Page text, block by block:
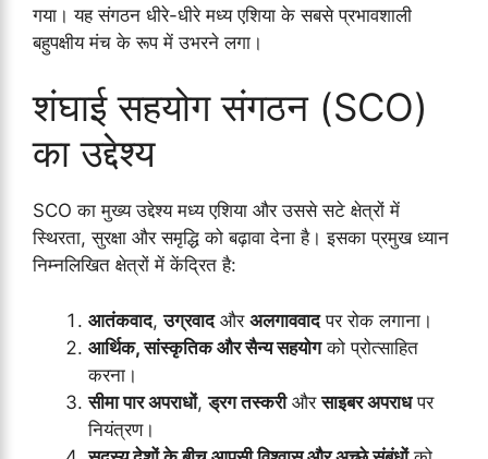
गया। यह संगठन धीरे-धीरे मध्य एशिया के सबसे प्रभावशाली
बहुपक्षीय मंच के रूप में उभरने लगा।
शंघाई सहयोग संगठन (SCO)
का उद्देश्य
SCO का मुख्य उद्देश्य मध्य एशिया और उससे सटे क्षेत्रों में
स्थिरता, सुरक्षा और समृद्धि को बढ़ावा देना है। इसका प्रमुख ध्यान
निम्नलिखित क्षेत्रों में केंद्रित है:
आतंकवाद,उग्रवादऔर अलगाववादपर रोक लगाना।
आर्थिक, सांस्कृतिक और सैन्य सहयोगको प्रोत्साहित
करना।
सीमा पार अपराधों,ड्रग तस्करीऔरसाइबर अपराधपर
नियंत्रण।